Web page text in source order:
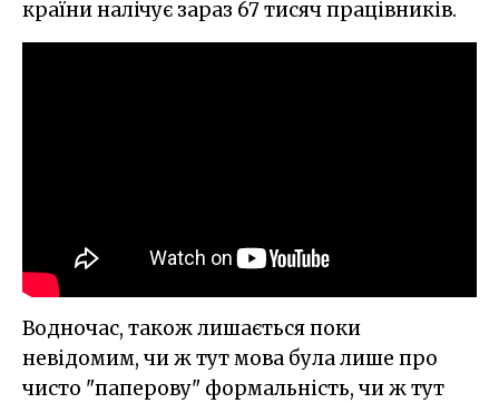
країни налічує зараз 67 тисяч працівників.
Водночас, також лишається поки
невідомим, чи ж тут мова була лише про
чисто "паперову" формальність, чи ж тут